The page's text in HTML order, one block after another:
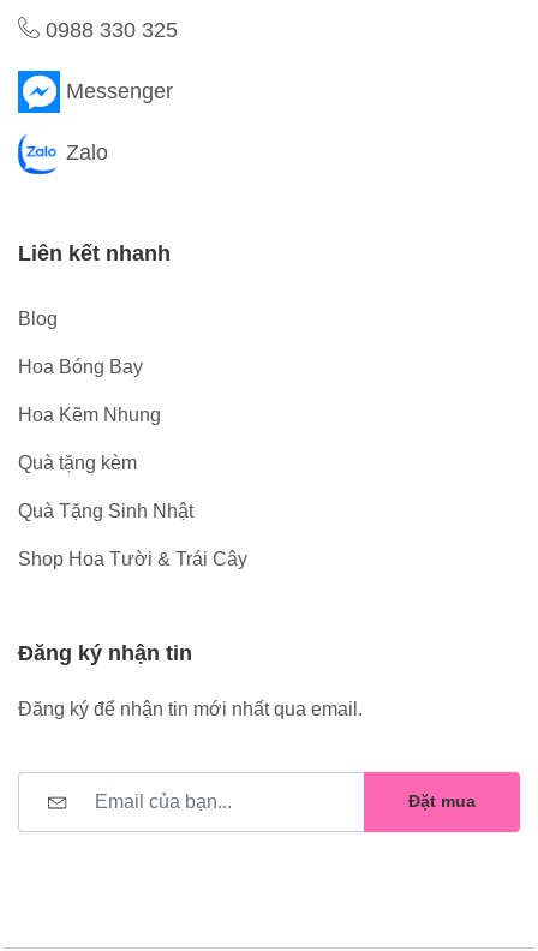
0988 330 325
Messenger
Zalo
Liên kết nhanh
Blog
Hoa Bóng Bay
Hoa Kẽm Nhung
Quà tặng kèm
Quà Tặng Sinh Nhật
Shop Hoa Tười & Trái Cây
Đăng ký nhận tin
Đăng ký để nhận tin mới nhất qua email.
Đặt mua